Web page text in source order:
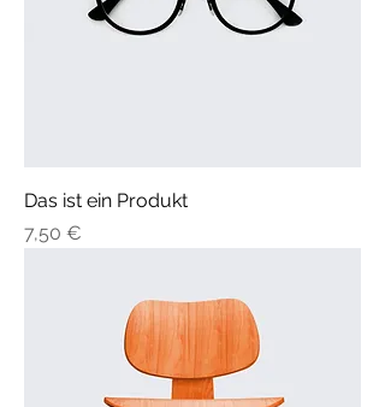
Das ist ein Produkt
Preis
7,50 €